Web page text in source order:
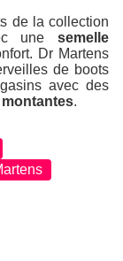
de la collection
une semelle
Dr Martens
de boots
avec des
.